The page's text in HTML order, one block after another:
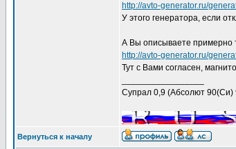
http://avto-generator.ru/
У этого генератора, если
А Вы описываете примерно
http://avto-generator.ru/
Тут с Вами согласен,
Супрал 0,9 (Абсолют 90(Си)
Вернуться к началу